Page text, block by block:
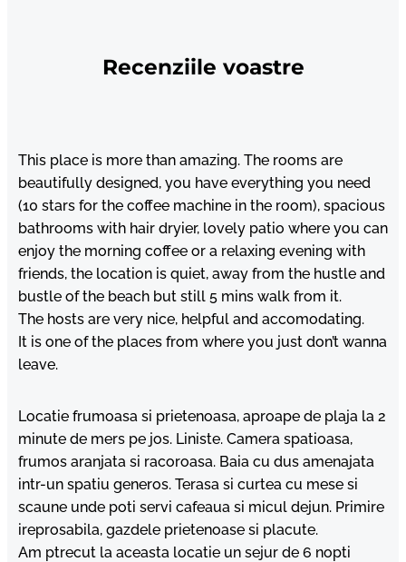
Recenziile voastre
This place is more than amazing. The rooms are
beautifully designed, you have everything you need
(10 stars for the coffee machine in the room), spacious
bathrooms with hair dryier, lovely patio where you can
enjoy the morning coffee or a relaxing evening with
friends, the location is quiet, away from the hustle and
bustle of the beach but still 5 mins walk from it.
The hosts are very nice, helpful and accomodating.
It is one of the places from where you just don’t wanna
leave.
Locatie frumoasa si prietenoasa, aproape de plaja la 2
minute de mers pe jos. Liniste. Camera spatioasa,
frumos aranjata si racoroasa. Baia cu dus amenajata
intr-un spatiu generos. Terasa si curtea cu mese si
scaune unde poti servi cafeaua si micul dejun. Primire
ireprosabila, gazdele prietenoase si placute.
Am ptrecut la aceasta locatie un sejur de 6 nopti